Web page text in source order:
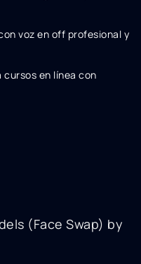
voz en off profesional y
cursos en línea con
(Face Swap) by